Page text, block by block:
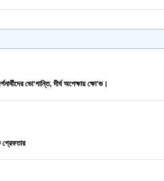
ভো'গান্তি, দীর্ঘ অপেক্ষায় ক্ষো'ভ।
গ্রেফতার